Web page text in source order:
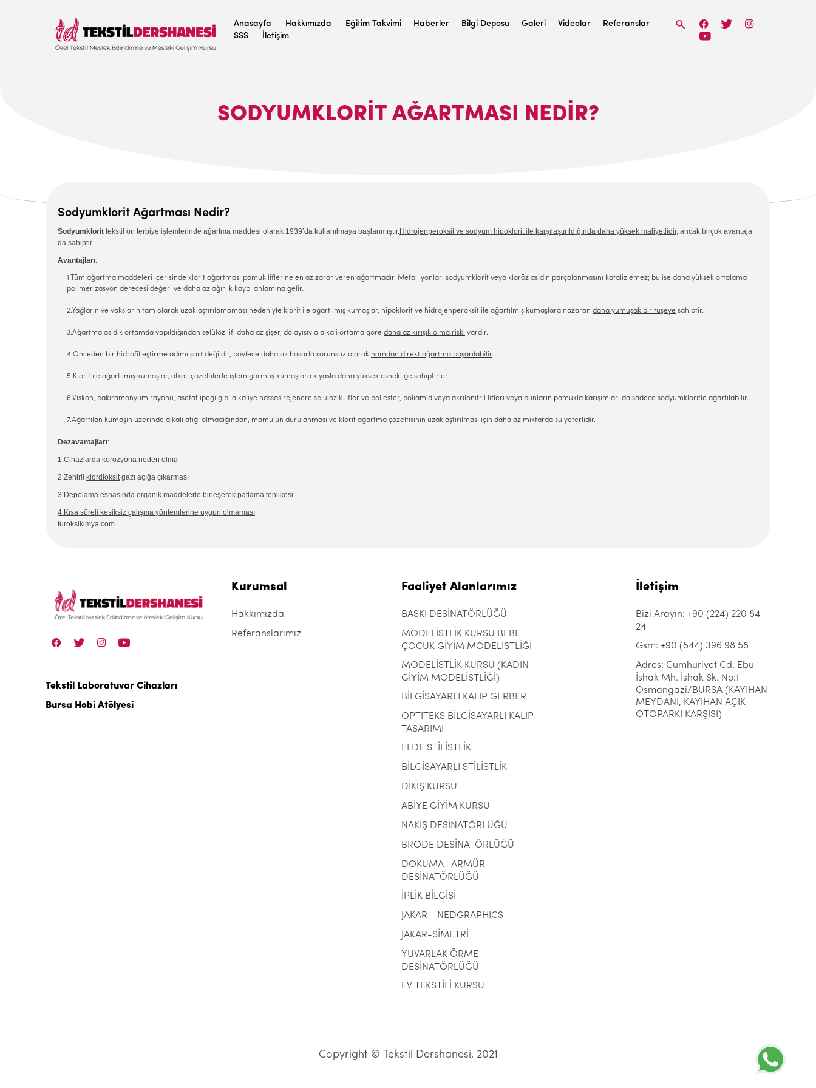
Anasayfa Hakkımızda Eğitim Takvimi Haberler Bilgi Deposu Galeri Videolar
Referanslar
SSS
İletişim
SODYUMKLORIT AĞARTMASI NEDIR?
Sodyumklorit Ağartması Nedir?
Sodyumklorit tekstil ön terbiye işlemlerinde ağartma maddesi olarak 1939’da kullanılmaya başlanmıştır.Hidrojenperoksit ve sodyum hipoklorit ile karşılaştırıldığında daha yüksek maliyetlidir, ancak birçok avantaja
da sahiptir.
Avantajları:
1.Tüm ağartma maddeleri içerisinde klorit ağartması pamuk liflerine en az zarar veren ağartmadır. Metal iyonları sodyumklorit veya kloröz asidin parçalanmasını katalizlemez; bu ise daha yüksek ortalama
polimerizasyon derecesi değeri ve daha az ağırlık kaybı anlamına gelir.
2.Yağların ve vaksların tam olarak uzaklaştırılamaması nedeniyle klorit ile ağartılmış kumaşlar, hipoklorit ve hidrojenperoksit ile ağartılmış kumaşlara nazaran daha yumuşak bir tuşeye sahiptir.
3.Ağartma asidik ortamda yapıldığından selüloz lifi daha az şişer, dolayısıyla alkali ortama göre daha az kırışık olma riski vardır.
4.Önceden bir hidrofilleştirme adımı şart değildir, böylece daha az hasarla sorunsuz olarak hamdan direkt ağartma başarılabilir.
5.Klorit ile ağartılmış kumaşlar, alkali çözeltilerle işlem görmüş kumaşlara kıyasla daha yüksek esnekliğe sahiptirler.
6.Viskon, bakıramonyum rayonu, asetat ipeği gibi alkaliye hassas rejenere selülozik lifler ve poliester, poliamid veya akrilonitril lifleri veya bunların pamukla karışımları da sadece sodyumkloritle ağartılabilir.
7.Ağartılan kumaşın üzerinde alkali atığı olmadığından, mamulün durulanması ve klorit ağartma çözeltisinin uzaklaştırılması için daha az miktarda su yeterlidir.
Dezavantajları:
1.Cihazlarda korozyona neden olma
2.Zehirli klordioksit gazı açığa çıkarması
3.Depolama esnasında organik maddelerle birleşerek patlama tehlikesi
4.Kısa süreli kesiksiz çalışma yöntemlerine uygun olmaması
turoksikimya.com
Tekstil Laboratuvar Cihazları
Bursa Hobi Atölyesi
Kurumsal
Hakkımızda
Referanslarımız
Faaliyet Alanlarımız
BASKI DESİNATÖRLÜĞÜ
MODELİSTLİK KURSU BEBE -
ÇOCUK GİYİM MODELİSTLİĞİ
MODELİSTLİK KURSU (KADIN
GİYİM MODELİSTLİĞİ)
BİLGİSAYARLI KALIP GERBER
OPTITEKS BİLGİSAYARLI KALIP
TASARIMI
ELDE STİLİSTLİK
BİLGİSAYARLI STİLİSTLİK
DİKİŞ KURSU
ABİYE GİYİM KURSU
NAKIŞ DESİNATÖRLÜĞÜ
BRODE DESİNATÖRLÜĞÜ
DOKUMA- ARMÜR
DESİNATÖRLÜĞÜ
İPLİK BİLGİSİ
JAKAR - NEDGRAPHICS
JAKAR-SİMETRİ
YUVARLAK ÖRME
DESİNATÖRLÜĞÜ
EV TEKSTİLİ KURSU
İletişim
Bizi Arayın: +90 (224) 220 84
24
Gsm: +90 (544) 396 98 58
Adres: Cumhuriyet Cd. Ebu
İshak Mh. İshak Sk. No:1
Osmangazi/BURSA (KAYIHAN
MEYDANI, KAYIHAN AÇIK
OTOPARKI KARŞISI)
Copyright © Tekstil Dershanesi, 2021